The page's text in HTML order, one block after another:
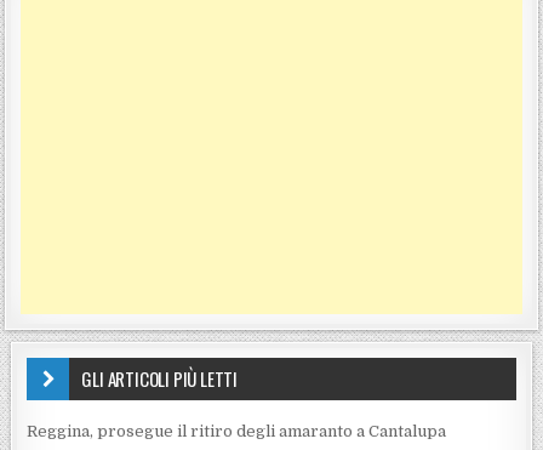
GLI ARTICOLI PIÙ LETTI
Reggina, prosegue il ritiro degli amaranto a Cantalupa